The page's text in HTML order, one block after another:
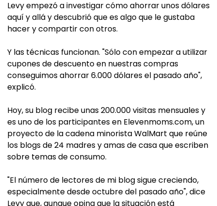
Levy empezó a investigar cómo ahorrar unos dólares
aquí y allá y descubrió que es algo que le gustaba
hacer y compartir con otros.
Y las técnicas funcionan. "Sólo con empezar a utilizar
cupones de descuento en nuestras compras
conseguimos ahorrar 6.000 dólares el pasado año",
explicó.
Hoy, su blog recibe unas 200.000 visitas mensuales y
es uno de los participantes en Elevenmoms.com, un
proyecto de la cadena minorista WalMart que reúne
los blogs de 24 madres y amas de casa que escriben
sobre temas de consumo.
"El número de lectores de mi blog sigue creciendo,
especialmente desde octubre del pasado año", dice
Levy que, aunque opina que la situación está